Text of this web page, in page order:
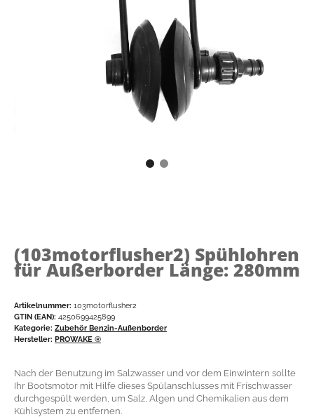
(103motorflusher2) Spühlohren
für Außerborder Länge: 280mm
Artikelnummer: 103motorflusher2
GTIN (EAN): 4250699425899
Kategorie: Zubehör Benzin-Außenborder
Hersteller: PROWAKE ®
Nach der Benutzung im Salzwasser und vor dem Einwintern sollte
Ihr Bootsmotor mit Hilfe dieses Spülanschlusses mit Frischwasser
durchgespült werden, um Salz, Algen und Chemikalien aus dem
Kühlsystem zu entfernen.